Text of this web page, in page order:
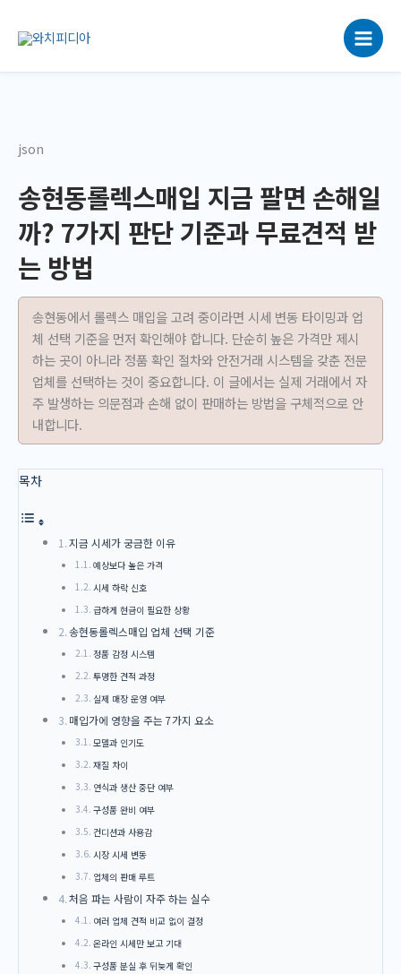
로
json
송현동롤렉스매입 지금 팔면 손해일
까? 7가지 판단 기준과 무료견적 받
는 방법
송현동에서 롤렉스 매입을 고려 중이라면 시세 변동 타이밍과 업
체 선택 기준을 먼저 확인해야 합니다. 단순히 높은 가격만 제시
하는 곳이 아니라 정품 확인 절차와 안전거래 시스템을 갖춘 전문
업체를 선택하는 것이 중요합니다. 이 글에서는 실제 거래에서 자
주 발생하는 의문점과 손해 없이 판매하는 방법을 구체적으로 안
내합니다.
목차
지금 시세가 궁금한 이유
예상보다 높은 가격
시세 하락 신호
급하게 현금이 필요한 상황
송현동롤렉스매입 업체 선택 기준
정품 감정 시스템
투명한 견적 과정
실제 매장 운영 여부
매입가에 영향을 주는 7가지 요소
모델과 인기도
재질 차이
연식과 생산 중단 여부
구성품 완비 여부
컨디션과 사용감
시장 시세 변동
업체의 판매 루트
처음 파는 사람이 자주 하는 실수
여러 업체 견적 비교 없이 결정
온라인 시세만 보고 기대
구성품 분실 후 뒤늦게 확인